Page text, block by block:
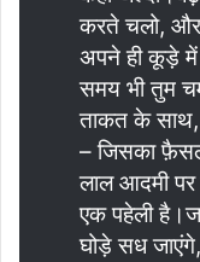
करते चलो, और
अपने ही कूड़े में
समय भी तुम
ताकत के साथ,
– जिसका
लाल आदमी पर
एक पहेली
घोड़े सध